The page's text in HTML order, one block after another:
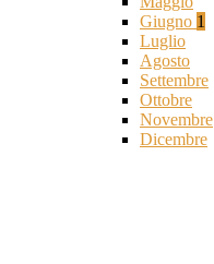
Giugno 1
Luglio
Agosto
Settembre
Ottobre
Novembre
Dicembre